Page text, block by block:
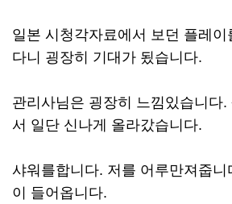
일본 시청각자료에서 보던 플레이
다니 굉장히 기대가 됬습니다.
관리사님은 굉장히 느낌있습니다
서 일단 신나게 올라갔습니다.
샤워를합니다. 저를 어루만져줍니
이 들어옵니다.